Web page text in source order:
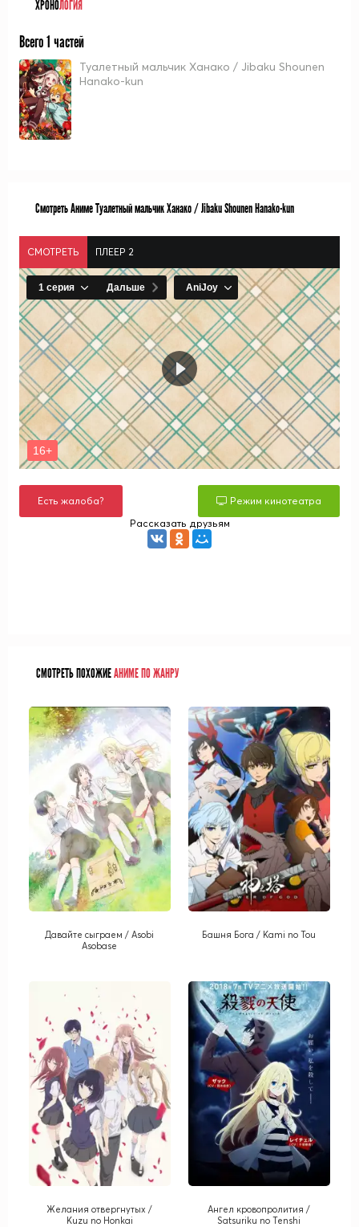
ХРОНОЛОГИЯ
Всего 1 частей
Туалетный мальчик Ханако / Jibaku Shounen
Hanako-kun
Смотреть Аниме Туалетный мальчик Ханако / Jibaku Shounen Hanako-kun
СМОТРЕТЬ ПЛЕЕР 2
Есть жалоба?
Режим кинотеатра
Рассказать друзьям
СМОТРЕТЬ ПОХОЖИЕАНИМЕ ПО ЖАНРУ
Давайте сыграем / Asobi
Asobase
Башня Бога / Kami no Tou
Желания отвергнутых /
Kuzu no Honkai
Ангел кровопролития /
Satsuriku no Tenshi